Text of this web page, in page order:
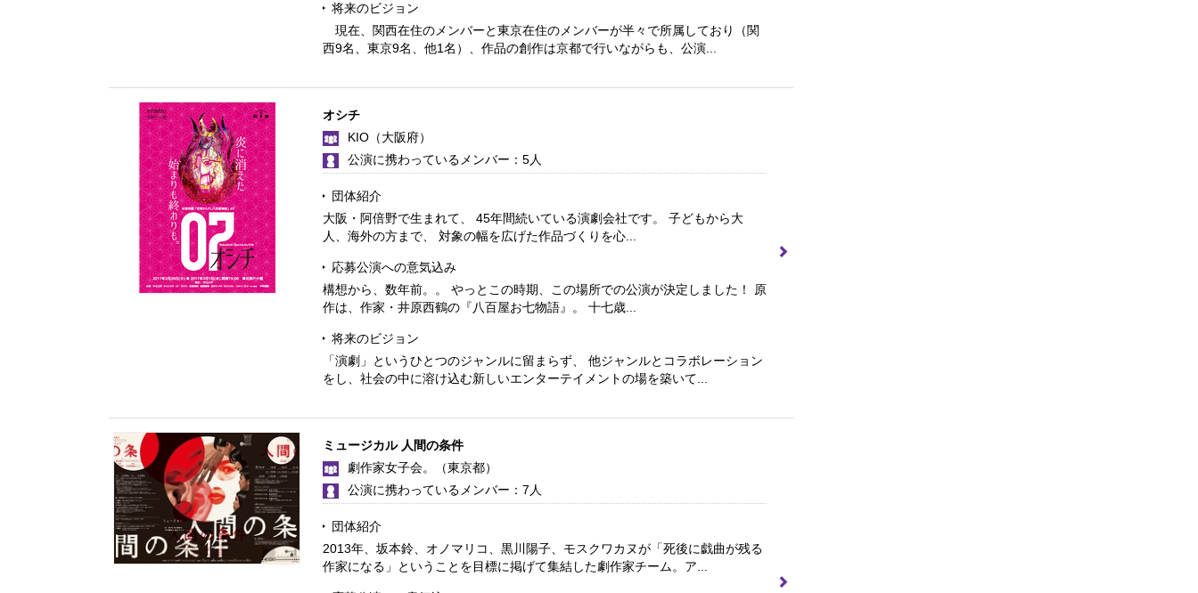
将来のビジョン
現在、関西在住のメンバーと東京在住のメンバーが半々で所属しており（関
西9名、東京9名、他1名）、作品の創作は京都で行いながらも、公演...
オシチ
KIO （大阪府）
公演に携わっているメンバー：5人
団体紹介
大阪・阿倍野で生まれて、 45年間続いている演劇会社です。 子どもから大
人、海外の方まで、 対象の幅を広げた作品づくりを心...
応募公演への意気込み
構想から、数年前。。 やっとこの時期、この場所での公演が決定しました！ 原
作は、作家・井原西鶴の『八百屋お七物語』。 十七歳...
将来のビジョン
「演劇」というひとつのジャンルに留まらず、 他ジャンルとコラボレーション
をし、社会の中に溶け込む新しいエンターテイメントの場を築いて...
ミュージカル 人間の条件
劇作家女子会。
（東京都）
公演に携わっているメンバー：7人
団体紹介
2013年、坂本鈴、オノマリコ、黒川陽子、モスクワカヌが「死後に戯曲が残る
作家になる」ということを目標に掲げて集結した劇作家チーム。ア...